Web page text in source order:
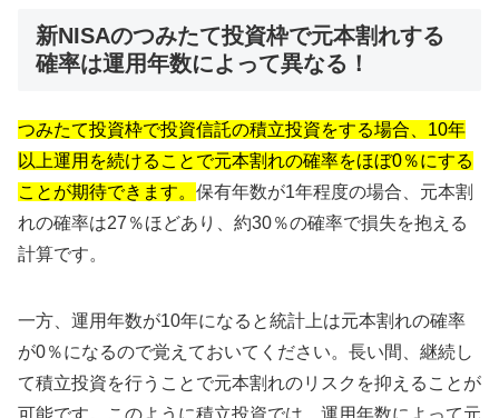
新NISAのつみたて投資枠で元本割れする
確率は運用年数によって異なる！
つみたて投資枠で投資信託の積立投資をする場合、10年
以上運用を続けることで元本割れの確率をほぼ0％にする
ことが期待できます。 保有年数が1年程度の場合、元本割
れの確率は27％ほどあり、約30％の確率で損失を抱える
計算です。
一方、運用年数が10年になると統計上は元本割れの確率
が0％になるので覚えておいてください。長い間、継続し
て積立投資を行うことで元本割れのリスクを抑えることが